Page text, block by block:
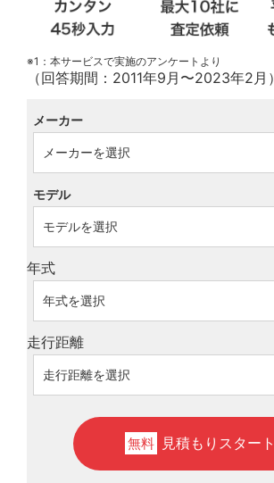
※1：本サービスで実施のアンケートより
（回答期間：2011年9月〜2023年2月）
メーカー
モデル
年式
走行距離
無料 見積もりスタート